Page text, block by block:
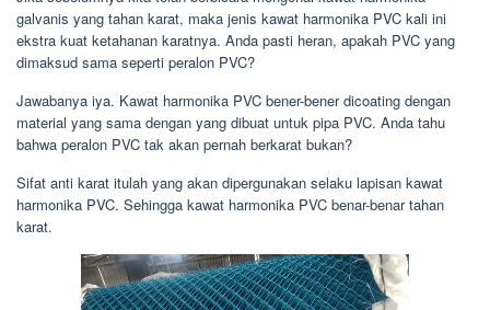
galvanis yang tahan karat, maka jenis kawat harmonika PVC kali ini
ekstra kuat ketahanan karatnya. Anda pasti heran, apakah PVC yang
dimaksud sama seperti peralon PVC?
Jawabanya iya. Kawat harmonika PVC bener-bener dicoating dengan
material yang sama dengan yang dibuat untuk pipa PVC. Anda tahu
bahwa peralon PVC tak akan pernah berkarat bukan?
Sifat anti karat itulah yang akan dipergunakan selaku lapisan kawat
harmonika PVC. Sehingga kawat harmonika PVC benar-benar tahan
karat.